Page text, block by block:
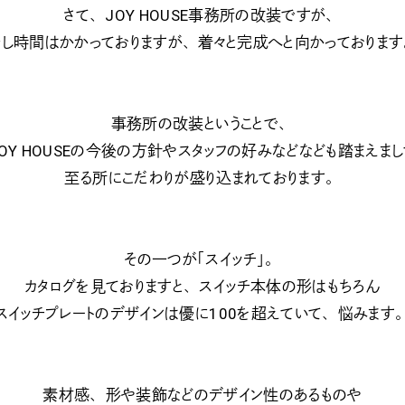
さて、JOY HOUSE事務所の改装ですが、
時間はかかっておりますが、着々と完成へと向かっております
事務所の改装ということで、
HOUSEの今後の方針やスタッフの好みなどなども踏まえまし
至る所にこだわりが盛り込まれております。
その一つが「スイッチ」。
カタログを見ておりますと、スイッチ本体の形はもちろん
イッチプレートのデザインは優に100を超えていて、悩みます。
素材感、形や装飾などのデザイン性のあるものや